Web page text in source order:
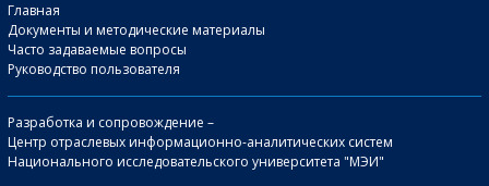
Главная
Документы и методические материалы
Часто задаваемые вопросы
Руководство пользователя
Разработка и сопровождение –
Центр отраслевых информационно-аналитических систем
Национального исследовательского университета "МЭИ"